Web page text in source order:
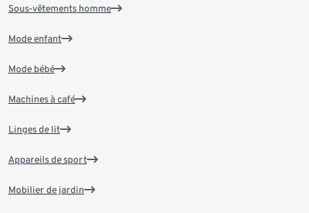
Sous-vêtements homme
Mode enfant
Mode bébé
Machines à café
Linges de lit
Appareils de sport
Mobilier de jardin